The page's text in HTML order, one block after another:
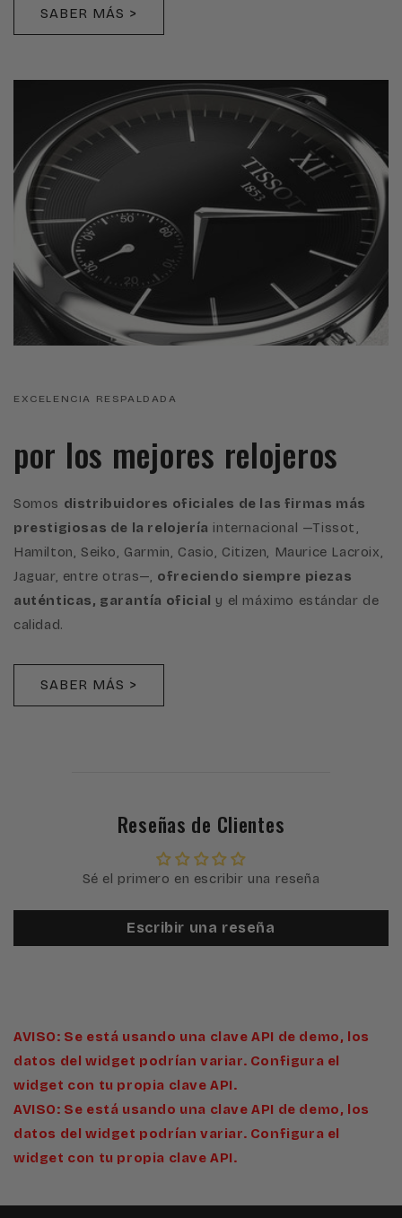
SABER MÁS >
EXCELENCIA RESPALDADA
por los mejores relojeros
Somos distribuidores oficiales de las firmas más
prestigiosas de la relojería internacional —Tissot,
Hamilton, Seiko, Garmin, Casio, Citizen, Maurice Lacroix,
Jaguar, entre otras—, ofreciendo siempre piezas
auténticas, garantía oficial y el máximo estándar de
calidad.
SABER MÁS >
Reseñas de Clientes
Sé el primero en escribir una reseña
Escribir una reseña
AVISO: Se está usando una clave API de demo, los
datos del widget podrían variar. Configura el
widget con tu propia clave API.
AVISO: Se está usando una clave API de demo, los
datos del widget podrían variar. Configura el
widget con tu propia clave API.